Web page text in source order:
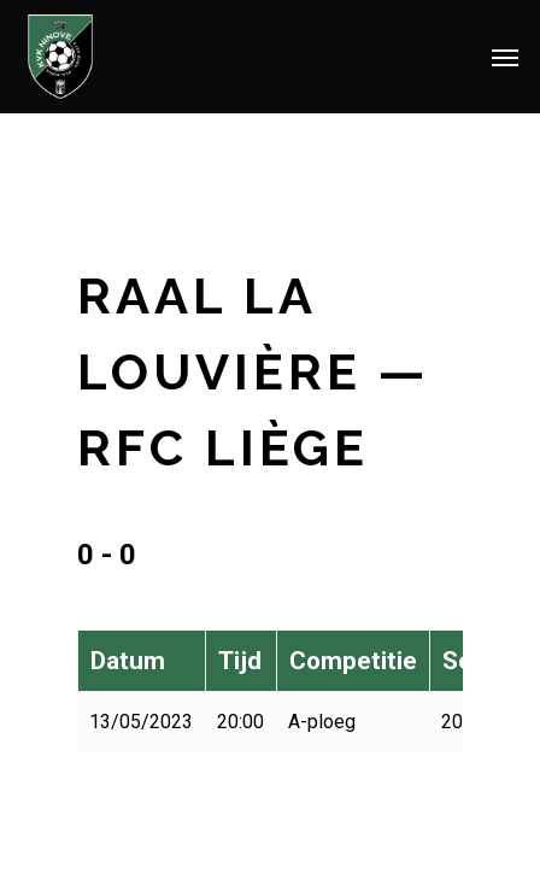
Skip
RAAL LA
LOUVIÈRE —
RFC LIÈGE
0 - 0
Datum Tijd Competitie Seizoen
13/05/2023 20:00 A-ploeg 2022-2023